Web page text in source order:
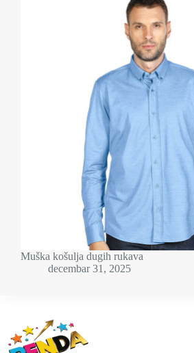
Muška košulja dugih rukava
decembar 31, 2025